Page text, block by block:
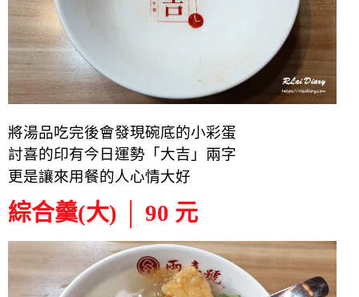
將湯品吃完後會發現碗底的小彩蛋
討喜的印有今日運勢「大吉」兩字
更是讓來用餐的人心情大好
綜合羹(大) │ 90 元